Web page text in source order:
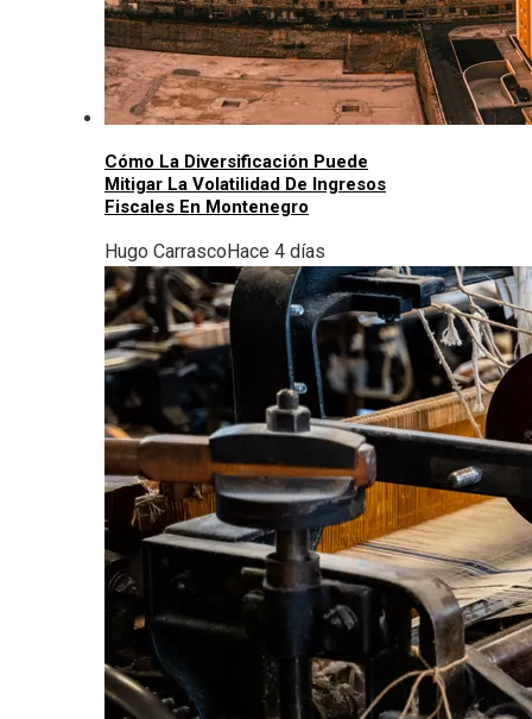
Cómo La Diversificación Puede
Mitigar La Volatilidad De Ingresos
Fiscales En Montenegro
Hugo Carrasco Hace 4 días